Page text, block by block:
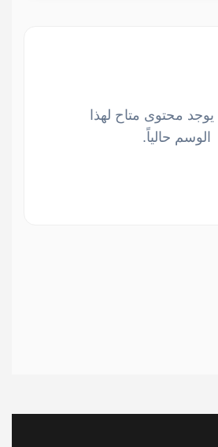
يوجد محتوى متاح لهذا
الوسم حالياً.